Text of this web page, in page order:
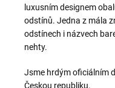
luxusním designem
odstínů. Jedna z mála
odstínech i názvech
nehty.
Jsme hrdým oficiálním
Českou republiku.